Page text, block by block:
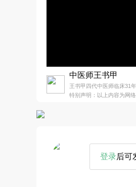
中医师王书甲
王书甲四代中医师临床31
特别声明：以上内容为网
登录后可